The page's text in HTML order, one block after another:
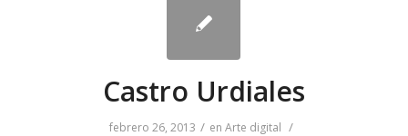
Castro Urdiales
febrero 26, 2013 / enArte digital /